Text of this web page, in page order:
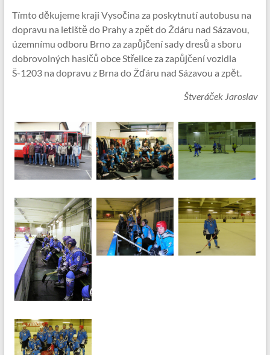
Tímto děkujeme kraji Vysočina za poskytnutí autobusu na
dopravu na letiště do Prahy a zpět do Ždáru nad Sázavou,
územnímu odboru Brno za zapůjčení sady dresů a sboru
dobrovolných hasičů obce Střelice za zapůjčení vozidla
Š-1203 na dopravu z Brna do Žďáru nad Sázavou a zpět.
Štveráček Jaroslav